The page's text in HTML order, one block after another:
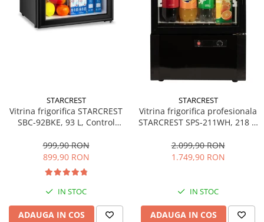
STARCREST
Vitrina frigorifica STARCREST
SBC-92BKE, 93 L, Control
83.2 cm, Negru
999,90 RON
899,90 RON
IN STOC
ADAUGA IN COS
STARCREST
Vitrina frigorifica profesionala
STARCREST SPS-211WH, 218 L,
LED, H 141 cm, Negru
2.099,90 RON
1.749,90 RON
IN STOC
ADAUGA IN COS